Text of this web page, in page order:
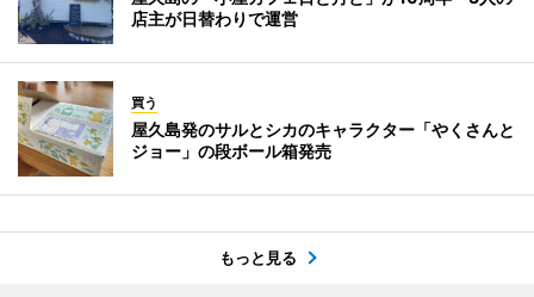
店主が日替わりで運営
買う
屋久島発のサルとシカのキャラクター「やくさんと
ジョー」の段ボール箱発売
もっと見る